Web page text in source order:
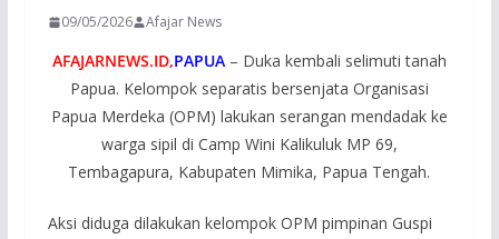
09/05/2026 Afajar News
AFAJARNEWS.ID,PAPUA– Duka kembali selimuti tanah
Papua. Kelompok separatis bersenjata Organisasi
Papua Merdeka (OPM) lakukan serangan mendadak ke
warga sipil di Camp Wini Kalikuluk MP 69,
Tembagapura, Kabupaten Mimika, Papua Tengah.
Aksi diduga dilakukan kelompok OPM pimpinan Guspi